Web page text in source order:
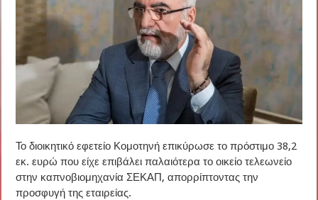
Το διοικητικό εφετείο Κομοτηνή επικύρωσε το πρόστιμο 38,2
εκ. ευρώ που είχε επιβάλει παλαιότερα το οικείο τελεωνείο
στην καπνοβιομηχανία ΣΕΚΑΠ, απορρίπτοντας την
προσφυγή της εταιρείας.